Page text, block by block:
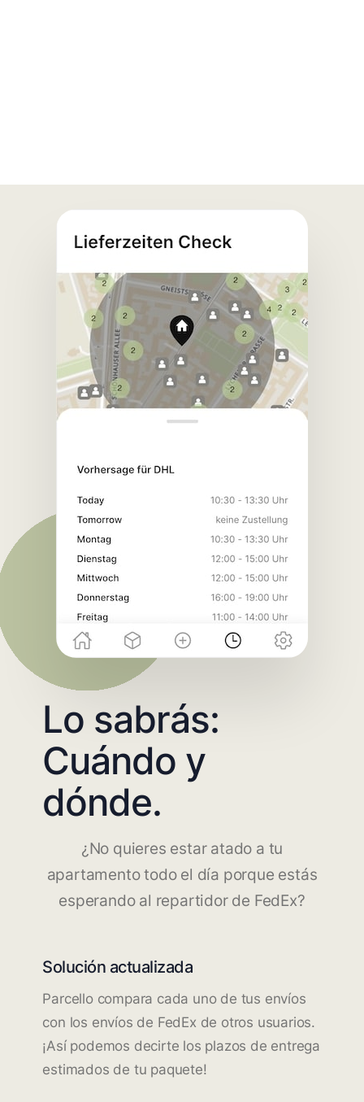
Lo sabrás:
Cuándo y
dónde.
¿No quieres estar atado a tu
apartamento todo el día porque estás
esperando al repartidor de FedEx?
Solución actualizada
Parcello compara cada uno de tus envíos
con los envíos de FedEx de otros usuarios.
¡Así podemos decirte los plazos de entrega
estimados de tu paquete!